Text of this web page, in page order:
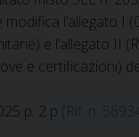
l’allegato I
e l’allegato II
e certificazioni)
p. 2 p [Rif. n.